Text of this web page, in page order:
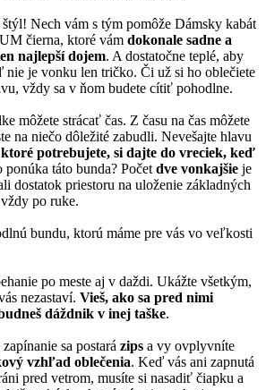
Nech vám s tým pomôže Dámsky kabát
čierna, ktoré vám dokonale sadne a
najlepší dojem. A dostatočne teplé, aby
nie je vonku len tričko. Či už si ho oblečiete
vždy sa v ňom budete cítiť pohodlne.
môžete strácať čas. Z času na čas môžete
na niečo dôležité zabudli. Nevešajte hlavu
potrebujete, si dajte do vreciek, keď
táto bunda? Počet dve vonkajšie je
dostatok priestoru na uloženie základných
po ruke.
bundu, ktorú máme pre vás vo veľkosti
po meste aj v daždi. Ukážte všetkým,
nezastaví. Vieš, ako sa pred nimi
dáždnik v inej taške.
sa postará zips a vy ovplyvníte
vzhľad oblečenia. Keď vás ani zapnutá
pred vetrom, musíte si nasadiť čiapku a